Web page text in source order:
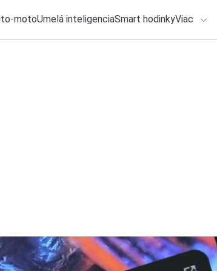
motoUmelá inteligenciaSmart hodinkyViac